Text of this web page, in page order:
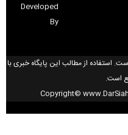
Developed
By
استفاده از مطالب این پایگاه خبری با
است.
Copyright©